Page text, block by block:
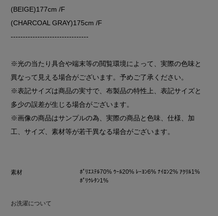
(BEIGE)177cm /F
(CHARCOAL GRAY)175cm /F
--------------------------------
※光の当たり具合や端末等の閲覧環境によって、実際の色味と
異なって見える場合がございます。予めご了承ください。
※表記サイズは商品の実寸で、布製品の特性上、表記サイズと
多少の誤差が生じる場合がございます。
※画像の商品はサンプルの為、実際の商品と色味、仕様、加
工、サイズ、素材等が若干異なる場合がございます。
素材
ﾎﾟﾘｴｽﾃﾙ70% ｳｰﾙ20% ﾚｰﾖﾝ6% ﾅｲﾛﾝ2% ｱｸﾘﾙ1%
ﾎﾟﾘｳﾚﾀﾝ1%
お洗濯について